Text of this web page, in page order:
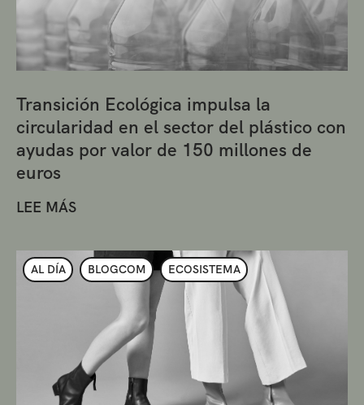
Transición Ecológica impulsa la
circularidad en el sector del plástico con
ayudas por valor de 150 millones de
euros
LEE MÁS
AL DÍA BLOGCOM ECOSISTEMA